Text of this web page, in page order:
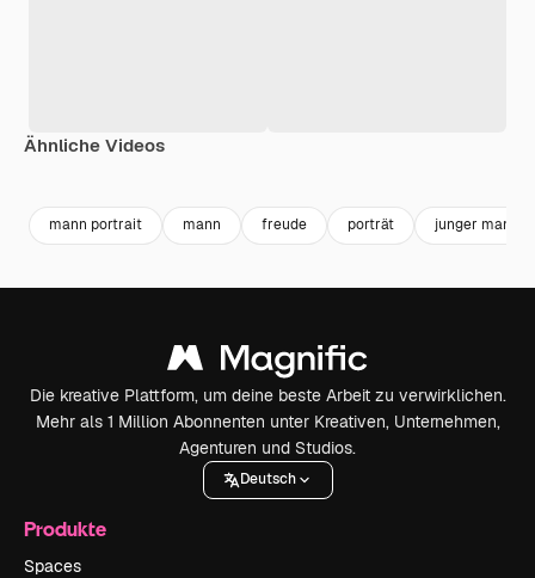
Ähnliche Videos
mann portrait mann freude porträt junger mann
Die kreative Plattform, um deine beste Arbeit zu verwirklichen.
Mehr als 1 Million Abonnenten unter Kreativen, Unternehmen,
Agenturen und Studios.
Deutsch
Produkte
Spaces